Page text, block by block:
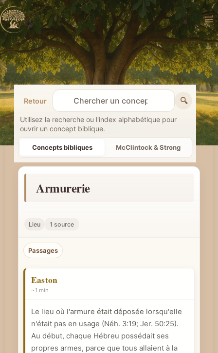
Aller
au
contenu
Retour
R
e
c
h
e
c
r
n
o
e
p
🔍
Utilisez la recherche ou l'index alphabétique pour
ouvrir un concept biblique.
Concepts bibliques McClintock & Strong
Armurerie
Lieu 1 source
Passages
Easton
~1 min
Le lieu où l'armure était déposée lorsqu'elle
n'était pas en usage (Néh. 3:19; Jer. 50:25).
Au début, chaque Hébreu possédait ses
propres armes, parce que tous allaient à la